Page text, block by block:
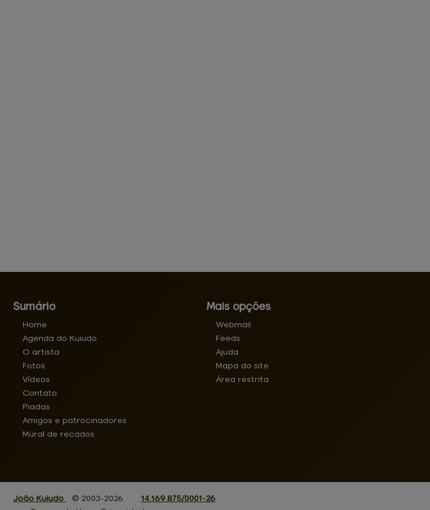
Sumário
Home
Agenda do Kuiudo
O artista
Fotos
Vídeos
Contato
Piadas
Amigos e patrocinadores
Mural de recados
Mais opções
Webmail
Feeds
Ajuda
Mapa do site
Área restrita
João Kuiudo © 2003-2026
14.169.875/0001-26